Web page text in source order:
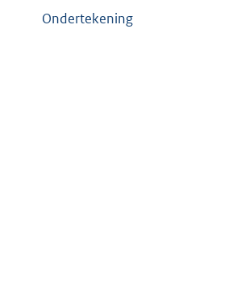
Ondertekening